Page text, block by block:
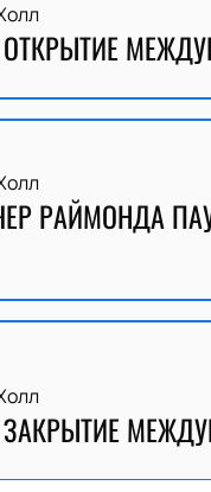
РАЙМОНДА